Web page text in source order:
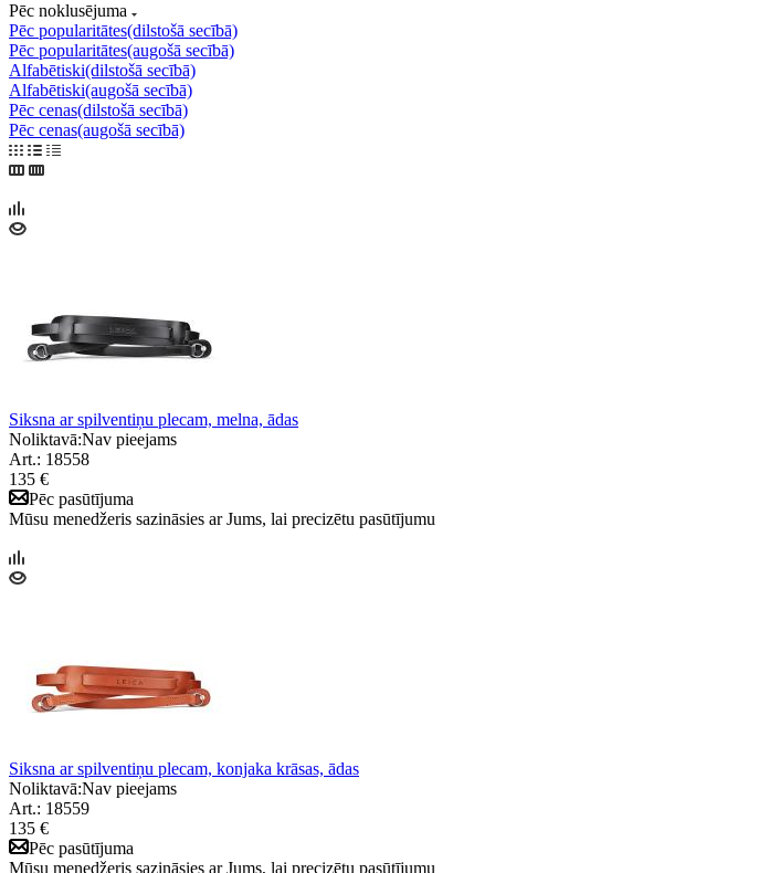
Pēc noklusējuma
Pēc popularitātes(dilstošā secībā)
Pēc popularitātes(augošā secībā)
Alfabētiski(dilstošā secībā)
Alfabētiski(augošā secībā)
Pēc cenas(dilstošā secībā)
Pēc cenas(augošā secībā)
Siksna ar spilventiņu plecam, melna, ādas
Noliktavā:Nav pieejams
Art.: 18558
135 €
Pēc pasūtījuma
Mūsu menedžeris sazināsies ar Jums, lai precizētu pasūtījumu
Siksna ar spilventiņu plecam, konjaka krāsas, ādas
Noliktavā:Nav pieejams
Art.: 18559
135 €
Pēc pasūtījuma
Mūsu menedžeris sazināsies ar Jums, lai precizētu pasūtījumu